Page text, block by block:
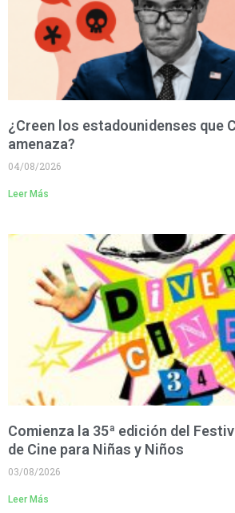
¿Creen los estadounidenses que
amenaza?
04/08/2026
Leer Más
Comienza la 35ª edición del
de Cine para Niñas y Niños
03/08/2026
Leer Más